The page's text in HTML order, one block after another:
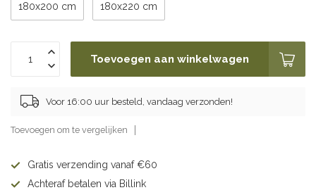
180x200 cm 180x220 cm
Toevoegen aan winkelwagen
Voor 16:00 uur besteld, vandaag verzonden!
Toevoegen om te vergelijken
Gratis verzending vanaf €60
Achteraf betalen via Billink